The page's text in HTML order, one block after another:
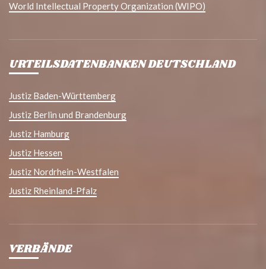
World Intellectual Property Organization (WIPO)
URTEILSDATENBANKEN DEUTSCHLAND
Justiz Baden-Württemberg
Justiz Berlin und Brandenburg
Justiz Hamburg
Justiz Hessen
Justiz Nordrhein-Westfalen
Justiz Rheinland-Pfalz
VERBÄNDE